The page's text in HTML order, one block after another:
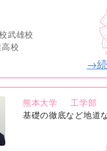
武雄校
校
→
熊本大学
工学部
基礎の徹底など地道